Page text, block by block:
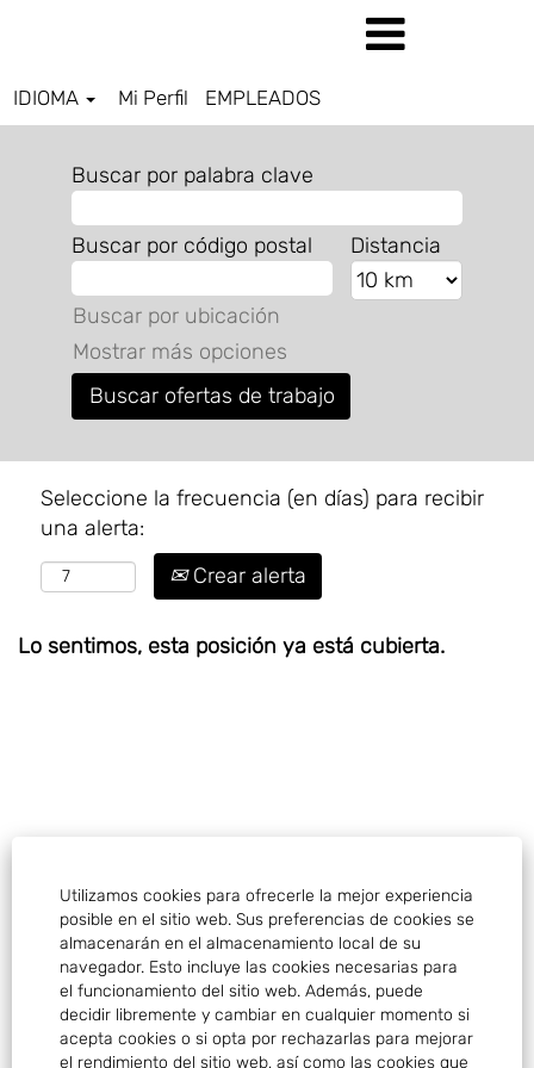
Utilizamos cookies para ofrecerle la mejor experiencia
posible en el sitio web. Sus preferencias de cookies se
almacenarán en el almacenamiento local de su
navegador. Esto incluye las cookies necesarias para
el funcionamiento del sitio web. Además, puede
decidir libremente y cambiar en cualquier momento si
acepta cookies o si opta por rechazarlas para mejorar
el rendimiento del sitio web, así como las cookies que
IDIOMA Mi Perfil EMPLEADOS
Buscar por palabra clave
Buscar por código postal Distancia
Buscar por ubicación
Mostrar más opciones
Seleccione la frecuencia (en días) para recibir
una alerta:
Crear alerta
Lo sentimos, esta posición ya está cubierta.
Aviso legal
Política de cookies